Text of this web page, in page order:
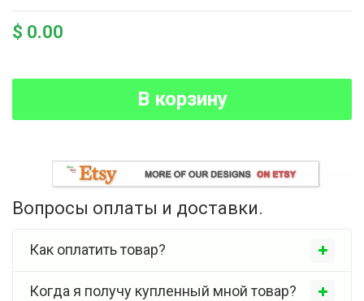
$ 0.00
В корзину
Вопросы оплаты и доставки.
Как оплатить товар?
Когда я получу купленный мной товар?